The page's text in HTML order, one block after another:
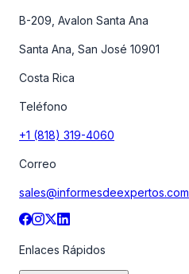
B-209, Avalon Santa Ana
Santa Ana, San José 10901
Costa Rica
Teléfono
+1 (818) 319-4060
Correo
sales@informesdeexpertos.com
Enlaces Rápidos